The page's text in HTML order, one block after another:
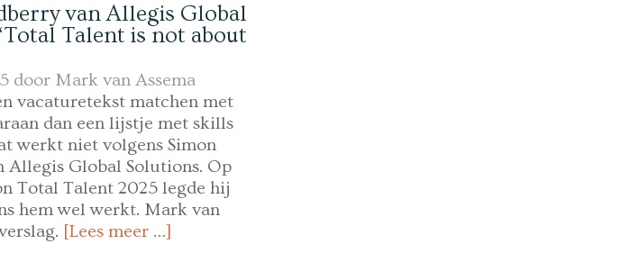
van Allegis Global
Talent is not about
door Mark van Assema
vacaturetekst matchen met
dan een lijstje met skills
werkt niet volgens Simon
Allegis Global Solutions. Op
Total Talent 2025 legde hij
hem wel werkt. Mark van
[Lees meer …]